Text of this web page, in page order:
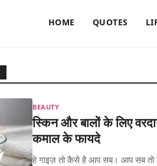
HOME QUOTES
BEAUTY
स्किन और बालों के लिए
कमाल के फायदे
हे गाइज़ तो कैसे है आप सब। आप सब तो